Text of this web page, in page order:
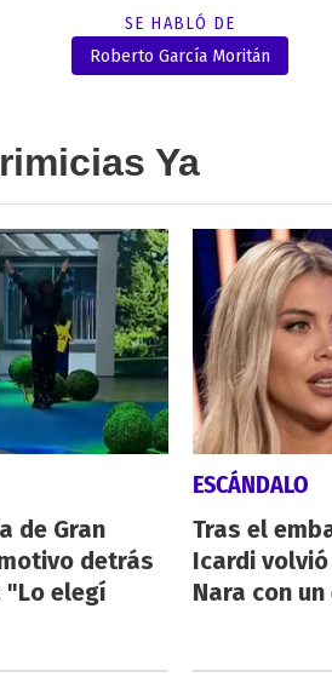
SE HABLÓ DE
Roberto García Moritán
Ya
de Gran
detrás
"Lo elegí
ESCÁNDALO
Tras el
Icardi
Nara con